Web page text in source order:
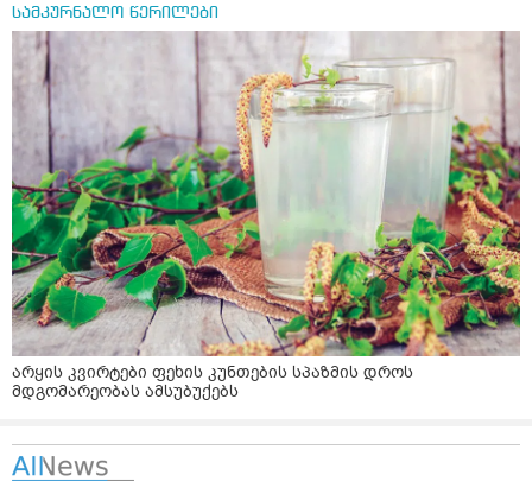
სამკურნალო წერილები
არყის კვირტები ფეხის კუნთების სპაზმის დროს
მდგომარეობას ამსუბუქებს